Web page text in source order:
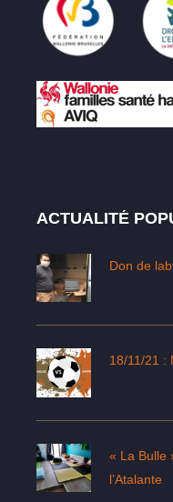
ACTUALITÉ
Don de
18/11/21 :
« La Bulle
l’Atalante